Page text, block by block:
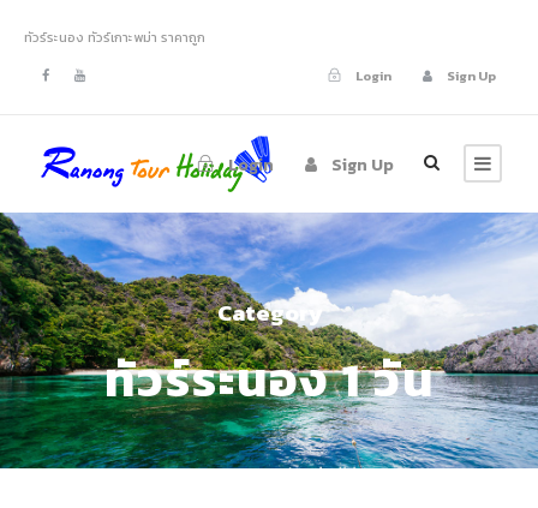
ทัวร์ระนอง ทัวร์เกาะพม่า ราคาถูก
Login
Sign Up
Login Sign Up
Category
ทัวร์ระนอง 1 วัน